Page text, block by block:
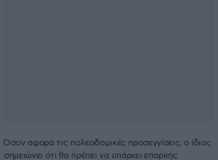
Όσον αφορά τις πολεοδομικές προσεγγίσεις, ο ίδιος
σημειώνει ότι θα πρέπει να υπάρχει επαρκής